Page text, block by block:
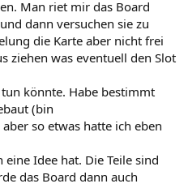
Man riet mir das Board
dann versuchen sie zu
die Karte aber nicht frei
ziehen was eventuell den Slot
könnte. Habe bestimmt
(bin
so etwas hatte ich eben
Idee hat. Die Teile sind
das Board dann auch